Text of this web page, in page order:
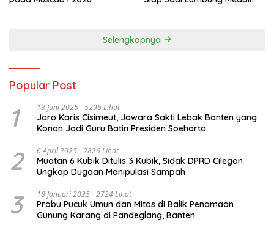
Selengkapnya
Popular Post
1 13 Juni 2025 5296 Lihat
Jaro Karis Cisimeut, Jawara Sakti Lebak Banten yang
Konon Jadi Guru Batin Presiden Soeharto
2 6 April 2025 2826 Lihat
Muatan 6 Kubik Ditulis 3 Kubik, Sidak DPRD Cilegon
Ungkap Dugaan Manipulasi Sampah
3 18 Januari 2025 2724 Lihat
Prabu Pucuk Umun dan Mitos di Balik Penamaan
Gunung Karang di Pandeglang, Banten